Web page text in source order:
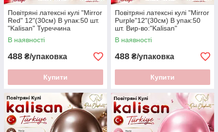
Повітряні латексні кулі "Mirror
Red" 12"(30см) В упак:50 шт.
"Kalisan" Туреччина
В наявності
488 ₴/упаковка
Купити
Повітряні латексні кулі "Mirror
Purple"12"(30см) В упак:50
шт. Вир-во:"Kalisan"
Туреччина
В наявності
488 ₴/упаковка
Купити